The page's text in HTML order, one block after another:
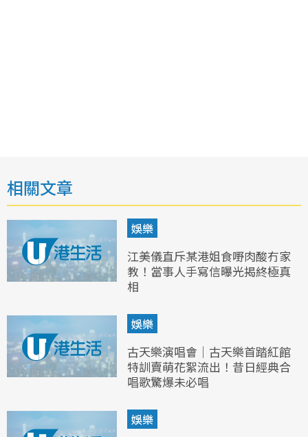
相關文章
娛樂
江美儀直斥某港姐食嘢肉酸冇家
教！當事人手寫信曝光揭終極真
相
娛樂
古天樂演唱會｜古天樂首踏紅館
特訓賣萌花絮流出！昔日經典合
唱歌驚爆未必唱
娛樂